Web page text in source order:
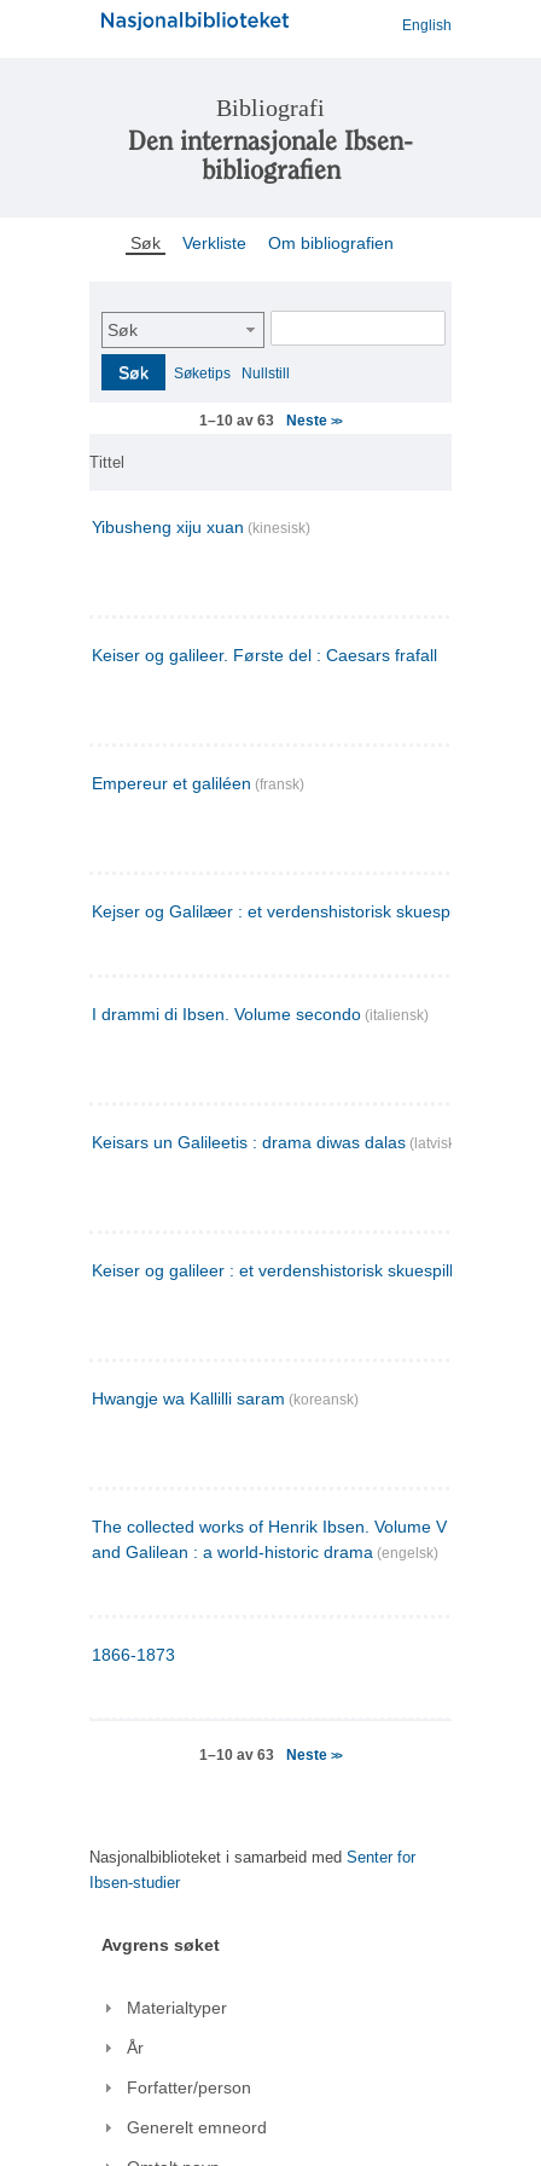
English
Bibliografi
Den internasjonale Ibsen-
bibliografien
Søk Verkliste Om bibliografien
Søk
Søk Søketips Nullstill
1–10 av 63 Neste>>
Tittel
Yibusheng xiju xuan (kinesisk)
Keiser og galileer. Første del : Caesars frafall
Empereur et galiléen (fransk)
Kejser og Galilæer : et verdenshistorisk skuespil
I drammi di Ibsen. Volume secondo (italiensk)
Keisars un Galileetis : drama diwas dalas (latvisk)
Keiser og galileer : et verdenshistorisk skuespill (1873)
Hwangje wa Kallilli saram (koreansk)
The collected works of Henrik Ibsen. Volume V : Emperor
and Galilean : a world-historic drama (engelsk)
1866-1873
1–10 av 63 Neste>>
Nasjonalbiblioteket i samarbeid med Senter for
Ibsen-studier
Avgrens søket
Materialtyper
År
Forfatter/person
Generelt emneord